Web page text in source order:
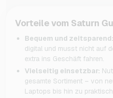
Vorteile vom Saturn
Bequem und zeitsparend:
digital und musst nicht auf
extra ins Geschäft fahren.
Vielseitig einsetzbar:
gesamte Sortiment – von
Laptops bis hin zu